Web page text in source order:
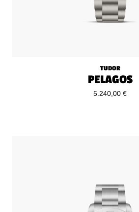
TUDOR
PELAGOS
5.240,00 €